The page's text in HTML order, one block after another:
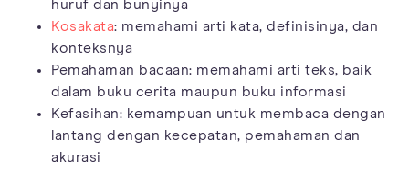
huruf dan bunyinya
Kosakata: memahami arti kata, definisinya, dan
konteksnya
Pemahaman bacaan: memahami arti teks, baik
dalam buku cerita maupun buku informasi
Kefasihan: kemampuan untuk membaca dengan
lantang dengan kecepatan, pemahaman dan
akurasi